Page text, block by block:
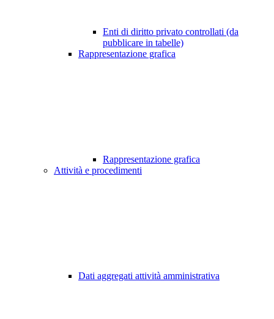
Enti di diritto privato controllati (da
pubblicare in tabelle)
Rappresentazione grafica
Rappresentazione grafica
Attività e procedimenti
Dati aggregati attività amministrativa